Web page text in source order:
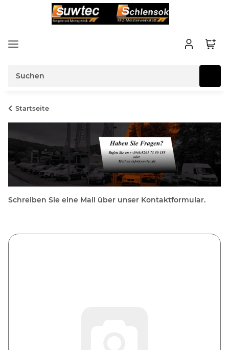
Startseite
Schreiben Sie eine Mail über unser Kontaktformular.